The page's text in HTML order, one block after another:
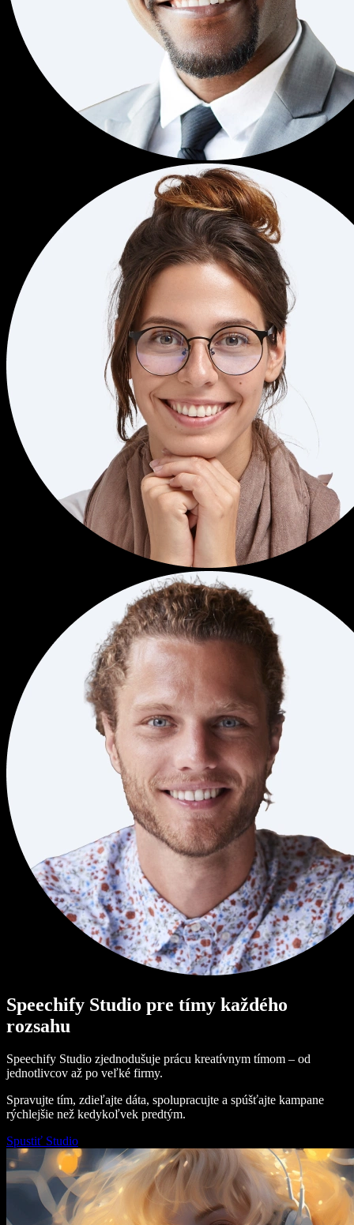
Speechify Studio pre tímy každého
rozsahu
Speechify Studio zjednodušuje prácu kreatívnym tímom – od
jednotlivcov až po veľké firmy.
Spravujte tím, zdieľajte dáta, spolupracujte a spúšťajte kampane
rýchlejšie než kedykoľvek predtým.
Spustiť Studio